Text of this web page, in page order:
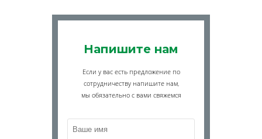
Напишите нам
Если у вас есть предложение по
сотрудничеству напишите нам,
мы обязательно с вами свяжемся